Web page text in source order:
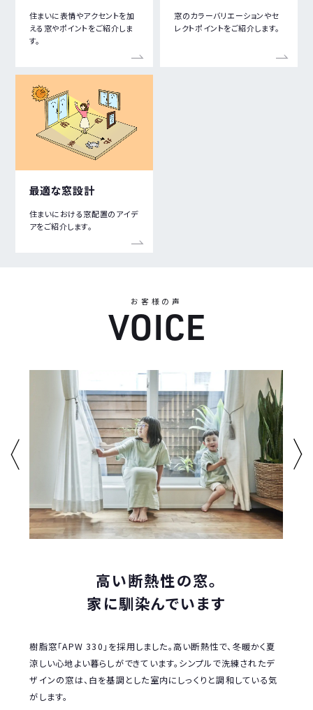
住まいに表情やアクセントを加
える窓やポイントをご紹介しま
す。
窓のカラーバリエーションやセ
レクトポイントをご紹介します。
最適な窓設計
住まいにおける窓配置のアイデ
アをご紹介します。
お客 様 の 声
VOICE
高い断熱性の窓。
家に馴染んでいます
樹脂窓「APW 330」を採用しました。高い断熱性で、冬暖かく夏
涼しい心地よい暮らしができています。シンプルで洗練されたデ
ザインの窓は、白を基調とした室内にしっくりと調和している気
がします。